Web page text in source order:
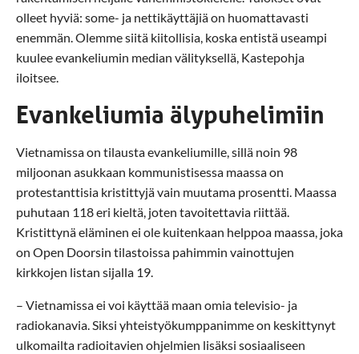
olleet hyviä: some- ja nettikäyttäjiä on huomattavasti
enemmän. Olemme siitä kiitollisia, koska entistä useampi
kuulee evankeliumin median välityksellä, Kastepohja
iloitsee.
Evankeliumia älypuhelimiin
Vietnamissa on tilausta evankeliumille, sillä noin 98
miljoonan asukkaan kommunistisessa maassa on
protestanttisia kristittyjä vain muutama prosentti. Maassa
puhutaan 118 eri kieltä, joten tavoitettavia riittää.
Kristittynä eläminen ei ole kuitenkaan helppoa maassa, joka
on Open Doorsin tilastoissa pahimmin vainottujen
kirkkojen listan sijalla 19.
– Vietnamissa ei voi käyttää maan omia televisio- ja
radiokanavia. Siksi yhteistyökumppanimme on keskittynyt
ulkomailta radioitavien ohjelmien lisäksi sosiaaliseen